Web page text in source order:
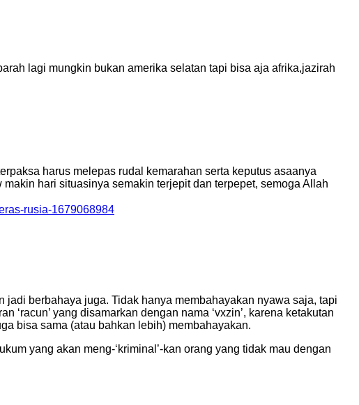
lagi mungkin bukan amerika selatan tapi bisa aja afrika,jazirah
harus melepas rudal kemarahan serta keputus asaanya
hari situasinya semakin terjepit dan terpepet, semoga Allah
rusia-1679068984
berbahaya juga. Tidak hanya membahayakan nyawa saja, tapi
yang disamarkan dengan nama ‘vxzin’, karena ketakutan
bisa sama (atau bahkan lebih) membahayakan.
yang akan meng-‘kriminal’-kan orang yang tidak mau dengan